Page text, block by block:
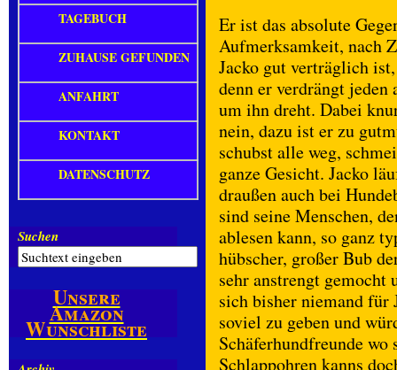
Er ist das absolute
Aufmerksamkeit, nach
Jacko gut verträglich
denn er verdrängt jeden
um ihn dreht. Dabei
nein, dazu ist er zu
schubst alle weg,
ganze Gesicht. Jacko
draußen auch bei
sind seine Menschen,
ablesen kann, so ganz
hübscher, großer Bub
sehr anstrengt
sich bisher niemand für
soviel zu geben und
Schäferhundfreunde wo
Schlappohren kanns
TAGEBUCH
ZUHAUSE GEFUNDEN
ANFAHRT
KONTAKT
DATENSCHUTZ
Suchen
Unsere
Amazon
Wunschliste